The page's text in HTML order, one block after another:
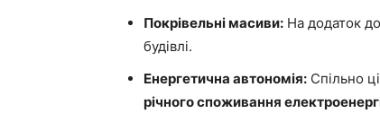
Покрівельні масиви: На додаток
будівлі.
Енергетична автономія: Спільно
річного споживання